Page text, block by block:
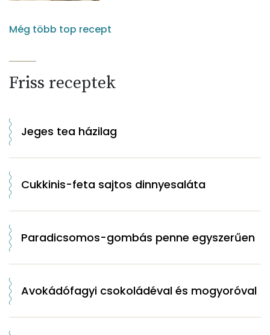
Még több top recept
Friss receptek
Jeges tea házilag
Cukkinis-feta sajtos dinnyesaláta
Paradicsomos-gombás penne egyszerűen
Avokádófagyi csokoládéval és mogyoróval